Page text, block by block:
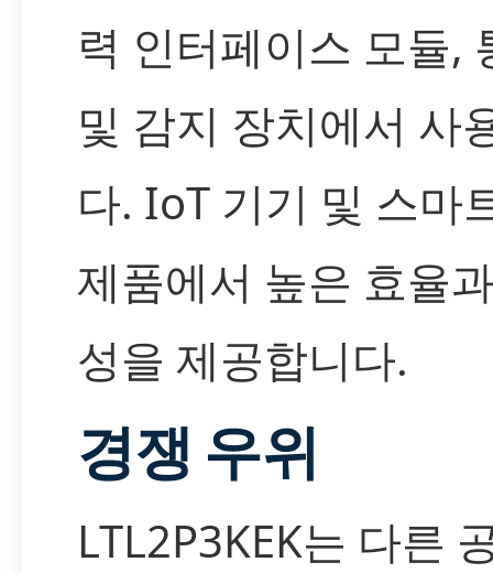
력 인터페이스 모듈,
및 감지 장치에서 사
다. IoT 기기 및 스마
제품에서 높은 효율
성을 제공합니다.
경쟁 우위
LTL2P3KEK는 다른